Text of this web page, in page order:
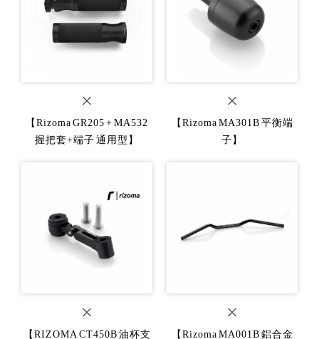
【Rizoma GR205 + MA532
握把套+端子 通用型】
【Rizoma MA301B 平衡端
子】
【RIZOMA CT450B 油杯支
【Rizoma MA001B 鋁合金